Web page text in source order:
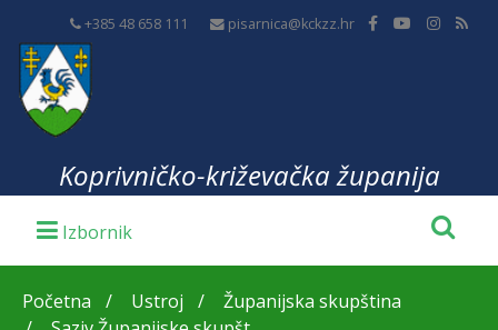
+385 48 658 111 pisarnica@kckzz.hr
Koprivničko-križevačka županija
Početna Ustroj
Županijska skupština